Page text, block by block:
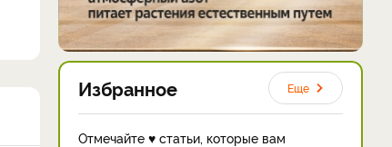
Избранное Еще
Отмечайте ♥ статьи, которые вам